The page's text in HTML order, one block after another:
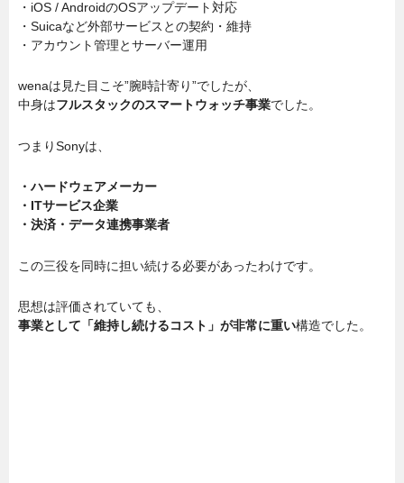
・iOS / AndroidのOSアップデート対応
・Suicaなど外部サービスとの契約・維持
・アカウント管理とサーバー運用
wenaは見た目こそ”腕時計寄り”でしたが、
中身はフルスタックのスマートウォッチ事業でした。
つまりSonyは、
・ハードウェアメーカー
・ITサービス企業
・決済・データ連携事業者
この三役を同時に担い続ける必要があったわけです。
思想は評価されていても、
事業として「維持し続けるコスト」が非常に重い構造でした。